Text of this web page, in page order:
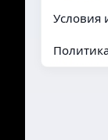
Условия